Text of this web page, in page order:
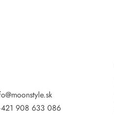
908 633 086